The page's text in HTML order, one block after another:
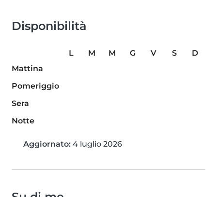
Disponibilità
L M M G V S
D
Mattina
Pomeriggio
Sera
Notte
Aggiornato: 4 luglio 2026